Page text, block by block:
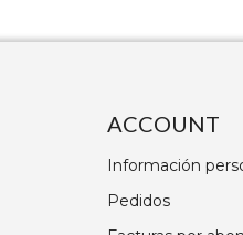
ACCOUNT
Información
Pedidos